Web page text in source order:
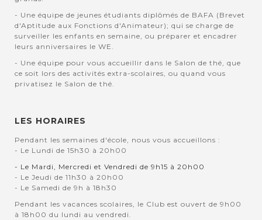
- Une équipe de jeunes étudiants diplômés de BAFA (Brevet
d'Aptitude aux Fonctions d'Animateur); qui se charge de
surveiller les enfants en semaine, ou préparer et encadrer
leurs anniversaires le WE.
- Une équipe pour vous accueillir dans le Salon de thé, que
ce soit lors des activités extra-scolaires, ou quand vous
privatisez le Salon de thé.
LES HORAIRES
Pendant les semaines d'école, nous vous accueillons :
- Le Lundi de 15h30 à 20h00
- Le Mardi, Mercredi et Vendredi de 9h15 à 20h00
- Le Jeudi de 11h30 à 20h00
- Le Samedi de 9h à 18h30
Pendant les vacances scolaires, le Club est ouvert de 9h00
à 18h00 du lundi au vendredi.